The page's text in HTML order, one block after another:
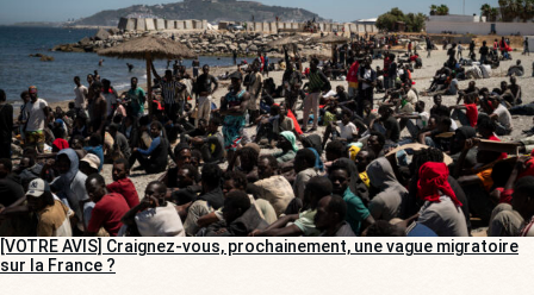
[VOTRE AVIS] Craignez-vous, prochainement, une vague migratoire
sur la France ?